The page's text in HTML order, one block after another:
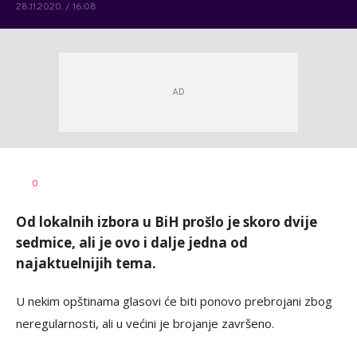
28.11.2020. / 16:08
AUTOR
0
Od lokalnih izbora u BiH prošlo je skoro dvije
sedmice, ali je ovo i dalje jedna od
najaktuelnijih tema.
U nekim opštinama glasovi će biti ponovo prebrojani zbog
neregularnosti, ali u većini je brojanje završeno.